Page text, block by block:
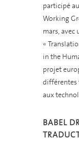
participé
Working
mars,
«
in the
projet
différentes
aux
BABEL